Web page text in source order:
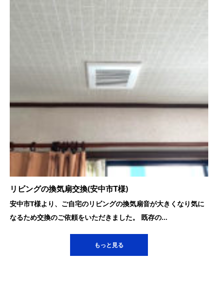
リビングの換気扇交換(安中市T様)
安中市T様より、ご自宅のリビングの換気扇音が大きくなり気に
なるため交換のご依頼をいただきました。 既存の...
もっと見る